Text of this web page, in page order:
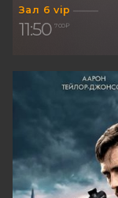
Зал 6 vip
11:50 700 ₽